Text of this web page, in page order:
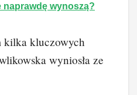
wynoszą?
kilka kluczowych
wyniosła ze